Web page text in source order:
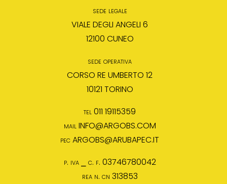
sede legale
VIALE DEGLI ANGELI 6
12100 CUNEO
sede operativa
CORSO RE UMBERTO 12
10121 TORINO
tel 011 19115359
mailINFO@ARGOBS.COM
pecARGOBS@ARUBAPEC.IT
p. iva ⎯ c. f. 03746780042
rea n. cn 313853